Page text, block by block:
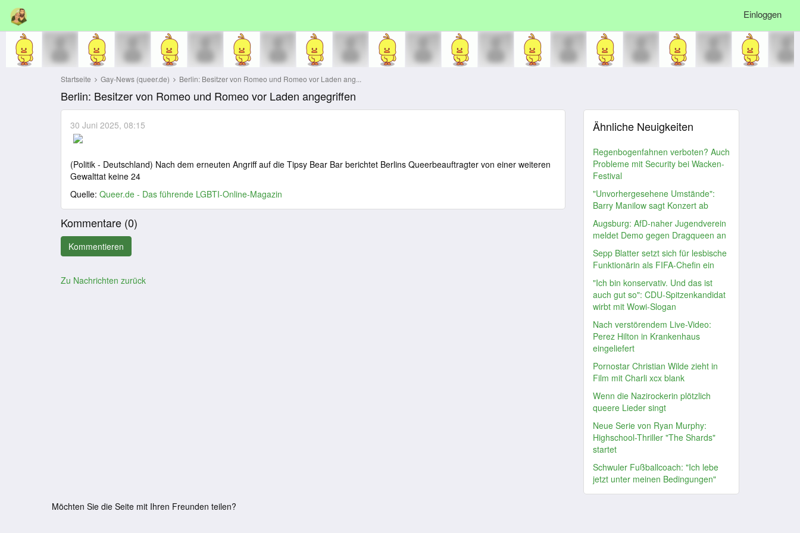
Einloggen
Startseite Gay-News (queer.de) Berlin: Besitzer von Romeo und Romeo vor Laden ang...
Berlin: Besitzer von Romeo und Romeo vor Laden angegriffen
30 Juni 2025, 08:15
(Politik - Deutschland) Nach dem erneuten Angriff auf die Tipsy Bear Bar berichtet Berlins Queerbeauftragter von einer weiteren
Gewalttat keine 24
Quelle: Queer.de - Das führende LGBTI-Online-Magazin
Kommentare (0)
Zu Nachrichten zurück
Ähnliche Neuigkeiten
Regenbogenfahnen verboten? Auch
Probleme mit Security bei Wacken-
Festival
"Unvorhergesehene Umstände":
Barry Manilow sagt Konzert ab
Augsburg: AfD-naher Jugendverein
meldet Demo gegen Dragqueen an
Sepp Blatter setzt sich für lesbische
Funktionärin als FIFA-Chefin ein
"Ich bin konservativ. Und das ist
auch gut so": CDU-Spitzenkandidat
wirbt mit Wowi-Slogan
Nach verstörendem Live-Video:
Perez Hilton in Krankenhaus
eingeliefert
Pornostar Christian Wilde zieht in
Film mit Charli xcx blank
Wenn die Nazirockerin plötzlich
queere Lieder singt
Neue Serie von Ryan Murphy:
Highschool-Thriller "The Shards"
startet
Schwuler Fußballcoach: "Ich lebe
jetzt unter meinen Bedingungen"
Möchten Sie die Seite mit Ihren Freunden teilen?